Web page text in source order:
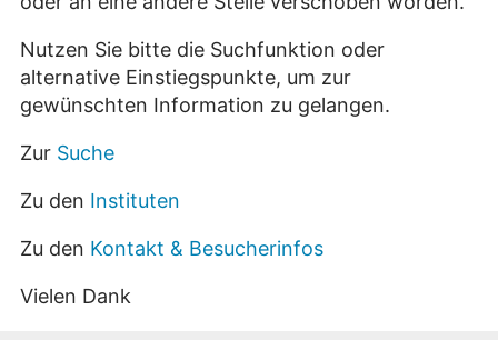
Nutzen Sie bitte die Suchfunktion oder
alternative Einstiegspunkte, um zur
gewünschten Information zu gelangen.
Zur Suche
Zu den Instituten
Zu den Kontakt & Besucherinfos
Vielen Dank